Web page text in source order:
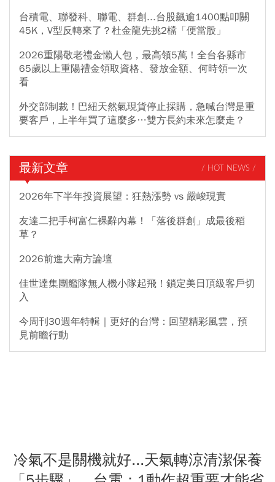
台積電、聯發科、聯電、群創...台股飆逾1400點叩關
45K，V型反轉來了？杜金龍先挑2檔「便當股」
2026重陽敬老禮金懶人包，最高領5萬！全台各縣市
65歲以上重陽禮金領取資格、發放金額、何時領一次
看
外交部制裁！巴紐天然氣現貨停止採購，急喊台灣是重
要客戶，上半年買了這麼多…雙方長約未來怎麼走？
最新文章 / HOT NEWS /
2026年下半年投資展望：狂熱漲勢 vs 嚴峻現實
友達二把手柯富仁裸辭內幕！「落後群創」成最後稻
草？
2026前進大南方論壇
佳世達集團艦隊無人機小隊起飛！鎖定美日頂級客戶切
入
今周刊30週年特輯｜更好的台灣：回望精彩風雲，預
見前瞻行動
冷氣不是關機就好...天氣轉涼清潔保養